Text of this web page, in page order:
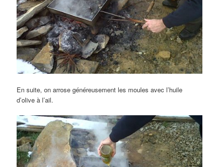
En suite, on arrose généreusement les moules avec l’huile
d’olive à l’ail.